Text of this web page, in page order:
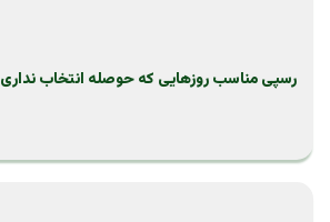
رسپی مناسب روزهایی که حوصله انتخاب نداری